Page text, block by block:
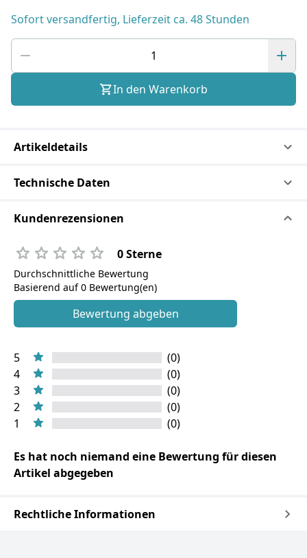
Sofort versandfertig, Lieferzeit ca. 48 Stunden
In den Warenkorb
Artikeldetails
Technische Daten
Kundenrezensionen
0 Sterne
Durchschnittliche Bewertung
Basierend auf 0 Bewertung(en)
Bewertung abgeben
5
(0)
4
(0)
3
(0)
2
(0)
1
(0)
Es hat noch niemand eine Bewertung für diesen
Artikel abgegeben
Rechtliche Informationen